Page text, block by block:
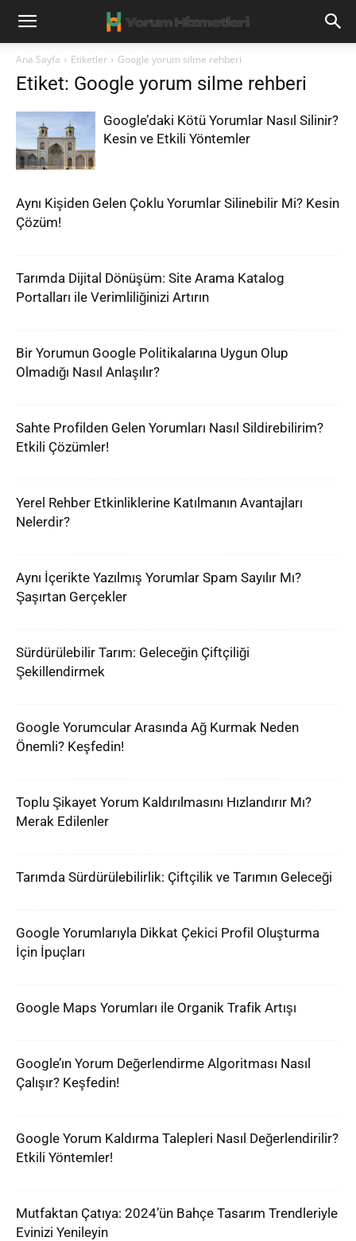
Ana Sayfa Etiketler Google yorum silme rehberi
Etiket: Google yorum silme rehberi
Google’daki Kötü Yorumlar Nasıl Silinir?
Kesin ve Etkili Yöntemler
Aynı Kişiden Gelen Çoklu Yorumlar Silinebilir Mi? Kesin
Çözüm!
Tarımda Dijital Dönüşüm: Site Arama Katalog
Portalları ile Verimliliğinizi Artırın
Bir Yorumun Google Politikalarına Uygun Olup
Olmadığı Nasıl Anlaşılır?
Sahte Profilden Gelen Yorumları Nasıl Sildirebilirim?
Etkili Çözümler!
Yerel Rehber Etkinliklerine Katılmanın Avantajları
Nelerdir?
Aynı İçerikte Yazılmış Yorumlar Spam Sayılır Mı?
Şaşırtan Gerçekler
Sürdürülebilir Tarım: Geleceğin Çiftçiliği
Şekillendirmek
Google Yorumcular Arasında Ağ Kurmak Neden
Önemli? Keşfedin!
Toplu Şikayet Yorum Kaldırılmasını Hızlandırır Mı?
Merak Edilenler
Tarımda Sürdürülebilirlik: Çiftçilik ve Tarımın Geleceği
Google Yorumlarıyla Dikkat Çekici Profil Oluşturma
İçin İpuçları
Google Maps Yorumları ile Organik Trafik Artışı
Google’ın Yorum Değerlendirme Algoritması Nasıl
Çalışır? Keşfedin!
Google Yorum Kaldırma Talepleri Nasıl Değerlendirilir?
Etkili Yöntemler!
Mutfaktan Çatıya: 2024’ün Bahçe Tasarım Trendleriyle
Evinizi Yenileyin